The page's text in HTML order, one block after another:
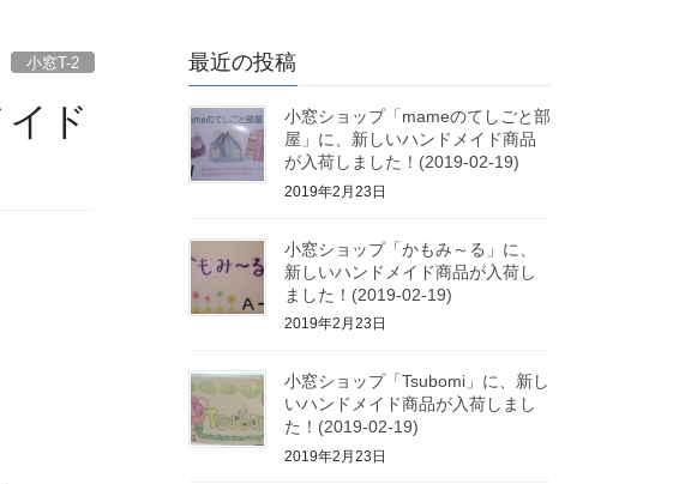
小窓T-2
ド
最近の投稿
小窓ショップ「mameのてしごと部
屋」に、新しいハンドメイド商品
が入荷しました！(2019-02-19)
2019年2月23日
小窓ショップ「かもみ～る」に、
新しいハンドメイド商品が入荷し
ました！(2019-02-19)
2019年2月23日
小窓ショップ「Tsubomi」に、新し
いハンドメイド商品が入荷しまし
た！(2019-02-19)
2019年2月23日